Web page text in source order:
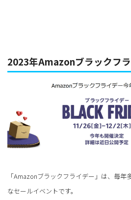
2023年Amazonブラックフ
「Amazonブラックフライデー」は、毎
なセールイベントです。